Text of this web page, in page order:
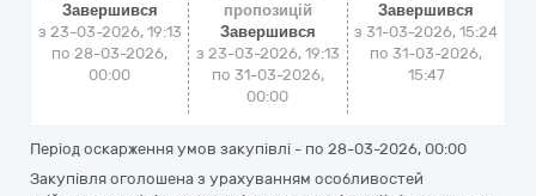
Завершився
з 23-03-2026, 19:13
по 28-03-2026,
00:00
пропозицій
Завершився
з 23-03-2026, 19:13
по 31-03-2026,
00:00
Завершився
з31-03-2026, 15:24
по31-03-2026,
15:47
Період оскарження умов закупівлі - по 28-03-2026, 00:00
Закупівля оголошена з урахуванням особливостей